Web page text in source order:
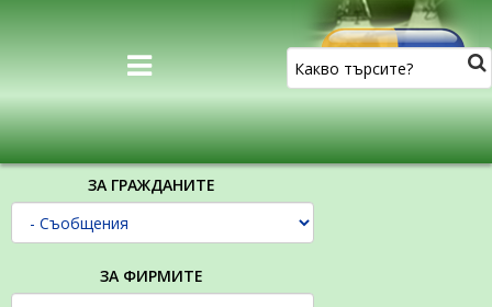
ЗА ГРАЖДАНИТЕ
ЗА ФИРМИТЕ